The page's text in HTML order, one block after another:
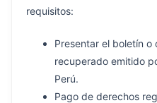
requisitos:
Presentar el boletín
recuperado emitido
Perú.
Pago de derechos